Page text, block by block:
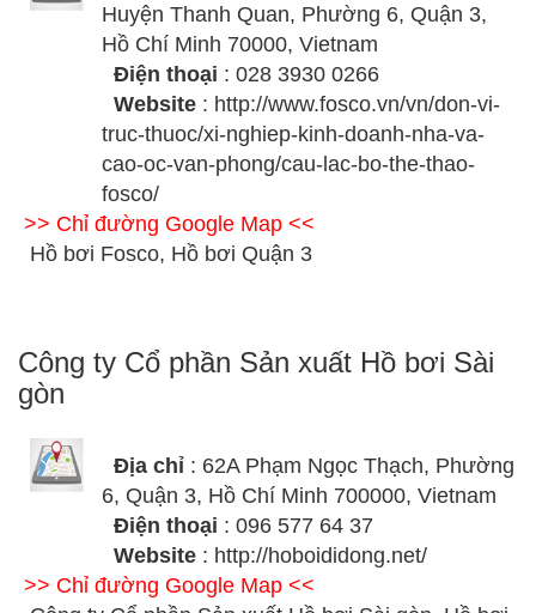
Huyện Thanh Quan, Phường 6, Quận 3,
Hồ Chí Minh 70000, Vietnam
Điện thoại : 028 3930 0266
Website : http://www.fosco.vn/vn/don-vi-
truc-thuoc/xi-nghiep-kinh-doanh-nha-va-
cao-oc-van-phong/cau-lac-bo-the-thao-
fosco/
>> Chỉ đường Google Map <<
Hồ bơi Fosco, Hồ bơi Quận 3
Công ty Cổ phần Sản xuất Hồ bơi Sài
gòn
Địa chỉ : 62A Phạm Ngọc Thạch, Phường
6, Quận 3, Hồ Chí Minh 700000, Vietnam
Điện thoại : 096 577 64 37
Website : http://hoboididong.net/
>> Chỉ đường Google Map <<